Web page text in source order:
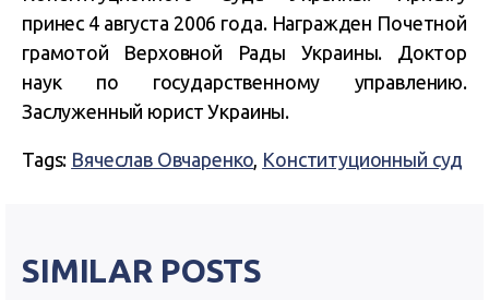
принес 4 августа 2006 года. Награжден Почетной
грамотой Верховной Рады Украины. Доктор
наук по государственному управлению.
Заслуженный юрист Украины.
Tags: Вячеслав Овчаренко Конституционный суд
SIMILAR POSTS